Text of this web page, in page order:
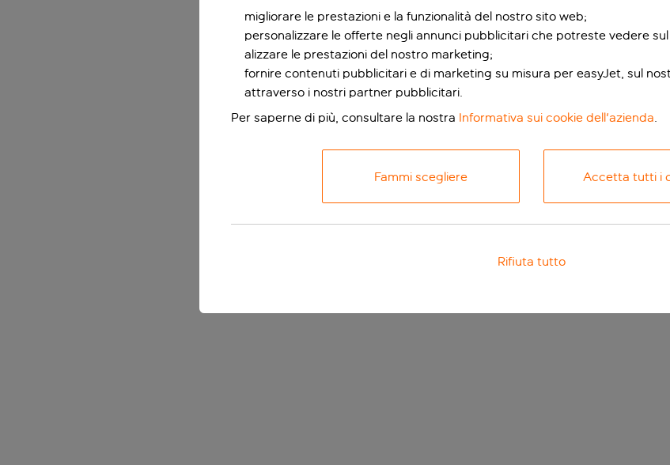
migliorare le prestazioni e la funzionalità del nostro sito web;
personalizzare le offerte negli annunci pubblicitari che potreste vedere
alizzare le prestazioni del nostro marketing;
fornire contenuti pubblicitari e di marketing su misura per easyJet, sul
attraverso i nostri partner pubblicitari.
Per saperne di più, consultare la nostra Informativa sui cookie dell'azienda.
Fammi scegliere Accetta tutti i
Rifiuta tutto